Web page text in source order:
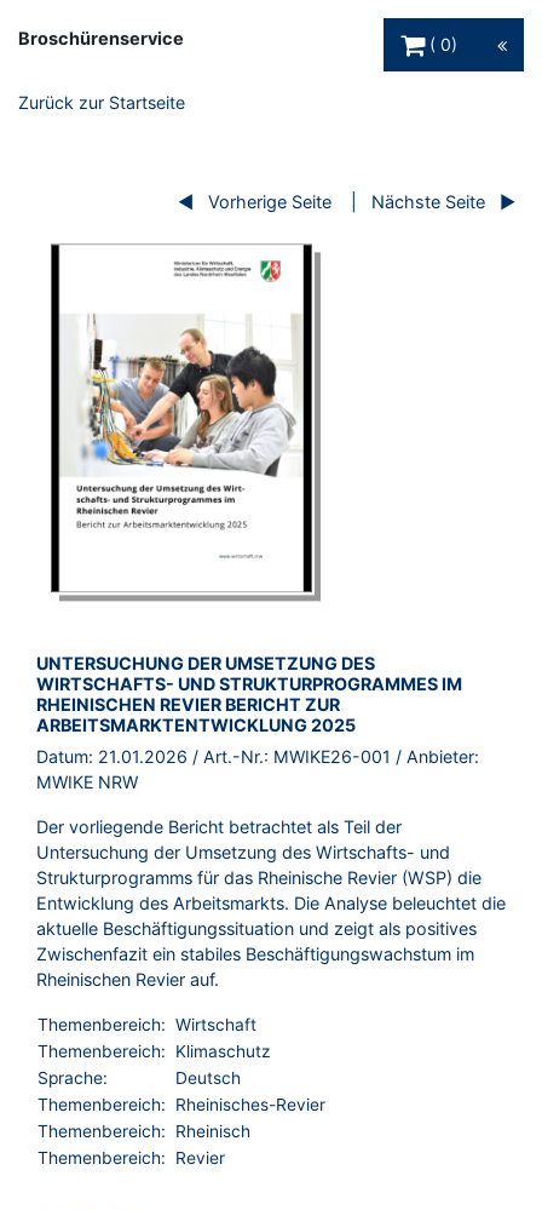
Broschürenservice
0
Zurück zur Startseite
Vorherige Seite Nächste Seite
BROSCHÜRE:
UNTERSUCHUNG DER UMSETZUNG DES
WIRTSCHAFTS- UND STRUKTURPROGRAMMES IM
RHEINISCHEN REVIER BERICHT ZUR
ARBEITSMARKTENTWICKLUNG 2025
Datum: 21.01.2026 / Art.-Nr.: MWIKE26-001 / Anbieter:
MWIKE NRW
Der vorliegende Bericht betrachtet als Teil der
Untersuchung der Umsetzung des Wirtschafts- und
Strukturprogramms für das Rheinische Revier (WSP) die
Entwicklung des Arbeitsmarkts. Die Analyse beleuchtet die
aktuelle Beschäftigungssituation und zeigt als positives
Zwischenfazit ein stabiles Beschäftigungswachstum im
Rheinischen Revier auf.
Themenbereich: Wirtschaft
Themenbereich:
Klimaschutz
Sprache:
Deutsch
Themenbereich:
Rheinisches-Revier
Themenbereich:
Rheinisch
Themenbereich:
Revier